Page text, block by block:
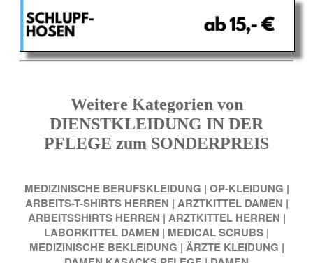
Weitere Kategorien von
DIENSTKLEIDUNG IN DER
PFLEGE zum SONDERPREIS
MEDIZINISCHE BERUFSKLEIDUNG | OP-KLEIDUNG |
ARBEITS-T-SHIRTS HERREN | ARZTKITTEL DAMEN |
ARBEITSSHIRTS HERREN | ARZTKITTEL HERREN |
LABORKITTEL DAMEN | MEDICAL SCRUBS |
MEDIZINISCHE BEKLEIDUNG | ÄRZTE KLEIDUNG |